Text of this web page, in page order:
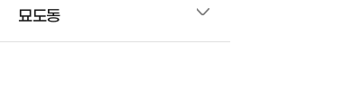
묘도동